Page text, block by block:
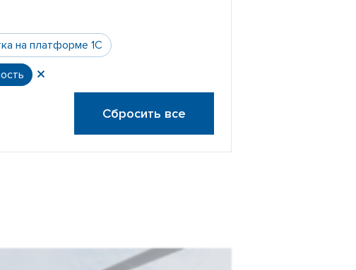
на платформе 1С
Сбросить все